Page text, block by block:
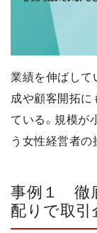
業績を伸ばして
成や顧客開拓に
ている。規模が
う女性経営者の
事例１ 徹
配りで取引